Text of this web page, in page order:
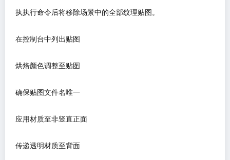
执执行命令后将移除场景中的全部纹理贴图。
在控制台中列出贴图
烘焙颜色调整至贴图
确保贴图文件名唯一
应用材质至非竖直正面
传递透明材质至背面